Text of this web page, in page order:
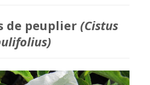
de peuplier (Cistus